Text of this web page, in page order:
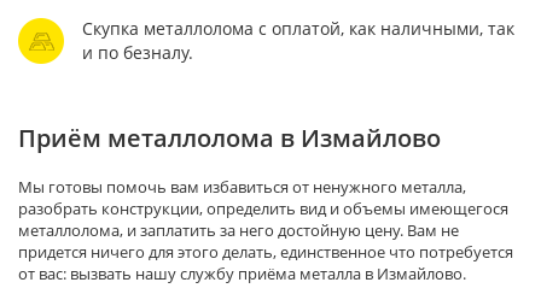
Скупка металлолома с оплатой, как наличными, так
и по безналу.
Приём металлолома в Измайлово
Мы готовы помочь вам избавиться от ненужного металла,
разобрать конструкции, определить вид и объемы имеющегося
металлолома, и заплатить за него достойную цену. Вам не
придется ничего для этого делать, единственное что потребуется
от вас: вызвать нашу службу приёма металла в Измайлово.